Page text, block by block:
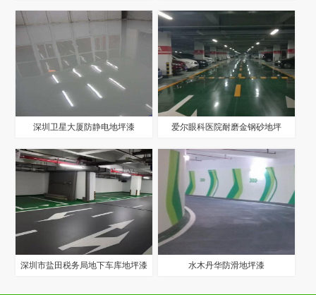
深圳卫星大厦防静电地坪漆 爱尔眼科医院耐磨金钢砂地坪
深圳市盐田税务局地下车库地坪漆 水木丹华防滑地坪漆